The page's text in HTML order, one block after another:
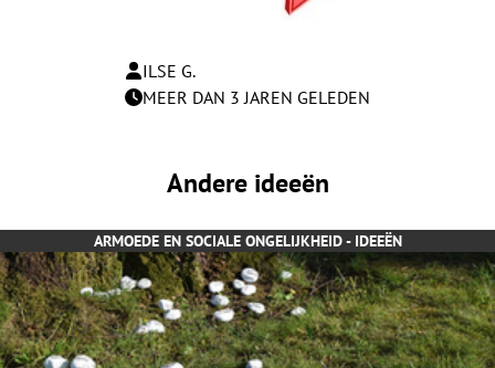
ILSE G.
MEER DAN 3 JAREN GELEDEN
Andere ideeën
ARMOEDE EN SOCIALE ONGELIJKHEID - IDEEËN